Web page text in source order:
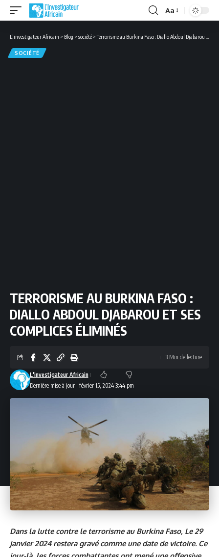
Font
Aa
L'investigateur Africain > Blog > société >Terrorisme au Burkina Faso : Diallo Abdoul Djabarou et ses complices éliminés
SOCIÉTÉ
TERRORISME AU BURKINA FASO :
DIALLO ABDOUL DJABAROU ET SES
COMPLICES ÉLIMINÉS
Dernière mise à jour : février 15, 2024 3:44 pm
L'investigateur Africain
3 Min de lecture
Dans la lutte contre le terrorisme au Burkina Faso, Le 29
janvier 2024 restera gravé comme une date de victoire. Ce